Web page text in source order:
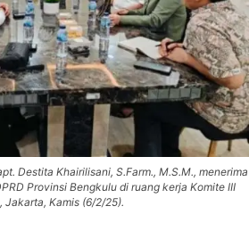
Destita Khairilisani, S.Farm., M.S.M., menerima
Provinsi Bengkulu di ruang kerja Komite III
Jakarta, Kamis (6/2/25).